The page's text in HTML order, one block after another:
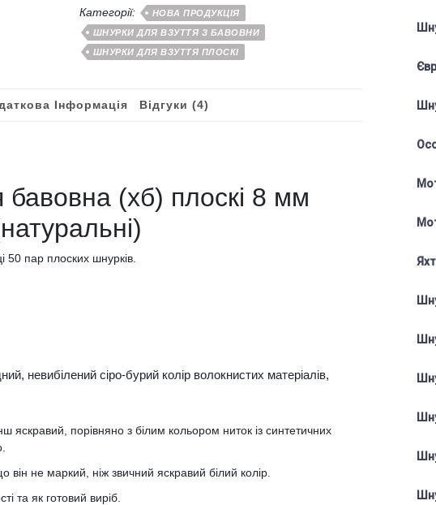
білі,
суворі
(натуральні)
кількість
Категорії:
НОВА ПРОДУКЦІЯ
ШНУРКИ ДЛЯ ВЗУТТЯ З БАВОВНИ
ШНУРКИ ДЛЯ ВЗУТТЯ ПЛОСКІ
Інформація Відгуки (4)
(хб) плоскі 8 мм
50 пар плоских шнурків.
невибілений сіро-бурий колір волокнистих матеріалів,
яскравий, порівняно з білим кольором ниток із синтетичних
він не маркий, ніж звичний яскравий білий колір.
та як готовий виріб.